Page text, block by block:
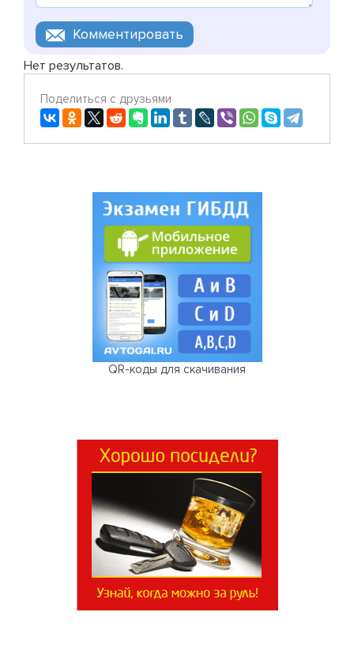
Нет результатов.
Поделиться с друзьями
QR-коды для скачивания